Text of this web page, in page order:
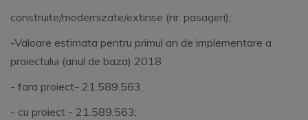
construite/modernizate/extinse (nr. pasageri);
-Valoare estimata pentru primul an de implementare a
proiectului (anul de baza) 2018
- fara proiect- 21.589.563,
- cu proiect - 21.589.563;